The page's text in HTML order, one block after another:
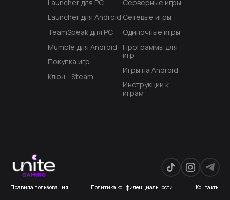
Launcher для PC
Launcher для Android
TeamSpeak для PC
Mumble для Android
Покупка игр
Ключ - Steam
Серверные игры
Сетевые игры
Одиночные игры
Программы для
игр
Игры на Android
Инструкции к
играм
Правила пользования Политика конфиденциальности Контакты